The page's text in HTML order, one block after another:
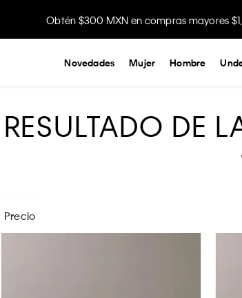
Obtén $300 MXN en compras mayores
Novedades Mujer Hombre
RESULTADO DE
Precio